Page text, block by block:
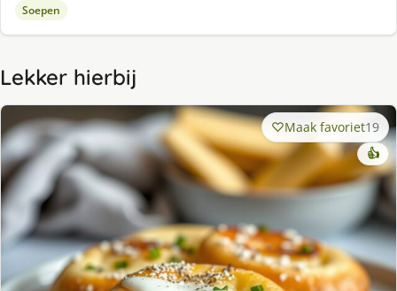
Soepen
Lekker hierbij
Maak favoriet19
👍